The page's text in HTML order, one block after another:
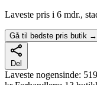
Laveste pris i 6 mdr.,
Gå til bedste pris butik →
Del
Laveste nogensinde: